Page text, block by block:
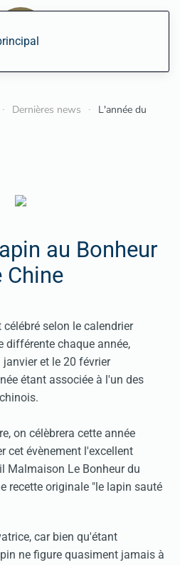
Dernières news
L'année du
au Bonheur
Chine
célébré selon le calendrier
différente chaque année,
et le 20 février
étant associée à l'un des
on célèbrera cette année
cet évènement l'excellent
Malmaison Le Bonheur du
recette originale "le lapin sauté
car bien qu'étant
ne figure quasiment jamais à